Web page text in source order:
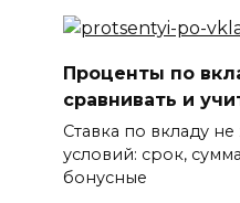
Проценты по
сравнивать и
Ставка по вкладу
условий: срок,
бонусные